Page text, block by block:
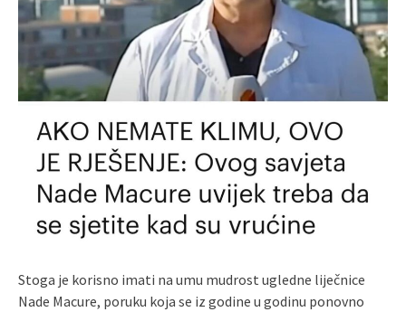
Stoga je korisno imati na umu mudrost ugledne liječnice
Nade Macure, poruku koja se iz godine u godinu ponovno